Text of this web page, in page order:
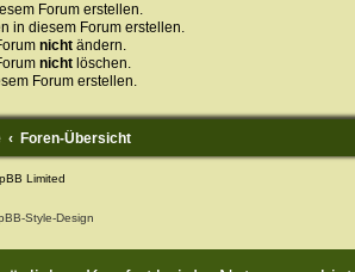
Forum erstellen.
in diesem Forum erstellen.
nichtändern.
nichtlöschen.
Forum erstellen.
Foren-Übersicht
Limited
Style-Design